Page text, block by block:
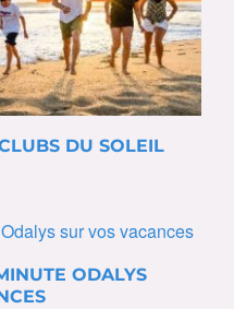
DU SOLEIL
ODALYS